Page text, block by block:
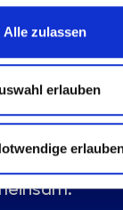
Alle zulassen
erlauben
Schritt